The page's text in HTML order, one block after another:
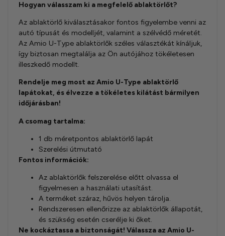
Hogyan válasszam ki a megfelelő ablaktörlőt?
Az ablaktörlő kiválasztásakor fontos figyelembe venni az
autó típusát és modelljét, valamint a szélvédő méretét.
Az Amio U-Type ablaktörlők széles választékát kínáljuk,
így biztosan megtalálja az Ön autójához tökéletesen
illeszkedő modellt.
Rendelje meg most az Amio U-Type ablaktörlő
lapátokat, és élvezze a tökéletes kilátást bármilyen
időjárásban!
A csomag tartalma:
1 db méretpontos ablaktörlő lapát
Szerelési útmutató
Fontos információk:
Az ablaktörlők felszerelése előtt olvassa el
figyelmesen a használati utasítást.
A terméket száraz, hűvös helyen tárolja.
Rendszeresen ellenőrizze az ablaktörlők állapotát,
és szükség esetén cserélje ki őket.
Ne kockáztassa a biztonságát! Válassza az Amio U-